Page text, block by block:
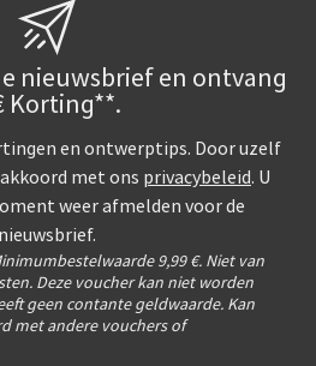
nieuwsbrief en ontvang
Korting**.
en ontwerptips. Door uzelf
met ons privacybeleid. U
weer afmelden voor de
nieuwsbrief.
9,99 €. Niet van
Deze voucher kan niet worden
geen contante geldwaarde. Kan
met andere vouchers of